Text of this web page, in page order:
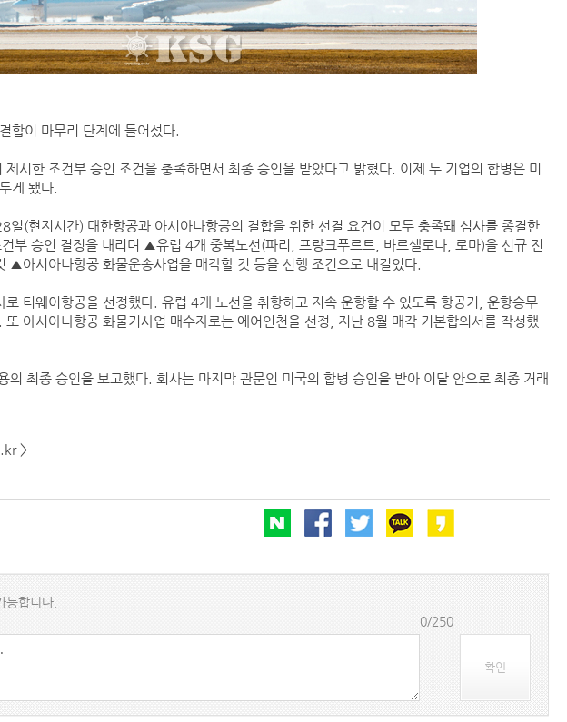
합이 마무리 단계에 들어섰다.
시한 조건부 승인 조건을 충족하면서 최종 승인을 받았다고 밝혔다. 이제 두 기업의 합병은 미
게 됐다.
일(현지시간) 대한항공과 아시아나항공의 결합을 위한 선결 요건이 모두 충족돼 심사를 종결한
부 승인 결정을 내리며 ▲유럽 4개 중복노선(파리, 프랑크푸르트, 바르셀로나, 로마)을 신규 진
▲아시아나항공 화물운송사업을 매각할 것 등을 선행 조건으로 내걸었다.
로 티웨이항공을 선정했다. 유럽 4개 노선을 취항하고 지속 운항할 수 있도록 항공기, 운항승무
아시아나항공 화물기사업 매수자로는 에어인천을 선정, 지난 8월 매각 기본합의서를 작성했
의 최종 승인을 보고했다. 회사는 마지막 관문인 미국의 합병 승인을 받아 이달 안으로 최종 거래
>
능합니다.
0/250
확인
BDI 2936포인트…벌크선 시장, 全 선형서 동반 상승
울산항만공사, 중소기업 ESG 지원사업 참여기업 모집
인사/ 해양수산부